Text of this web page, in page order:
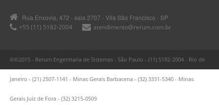
Rua Enxovia, 472 - sala 2707 - Vila São Francisco - SP
+55 (11) 5182-2004
atendimento@rerum.com.br
©©2015 - Rerum Engenharia de Sistemas - São Paulo - (11) 5182-2004 - Rio de
Janeiro - (21) 2507-1141 - Minas Gerais Barbacena - (32) 3331-5340 - Minas
Gerais Juiz de Fora - (32) 3215-0509